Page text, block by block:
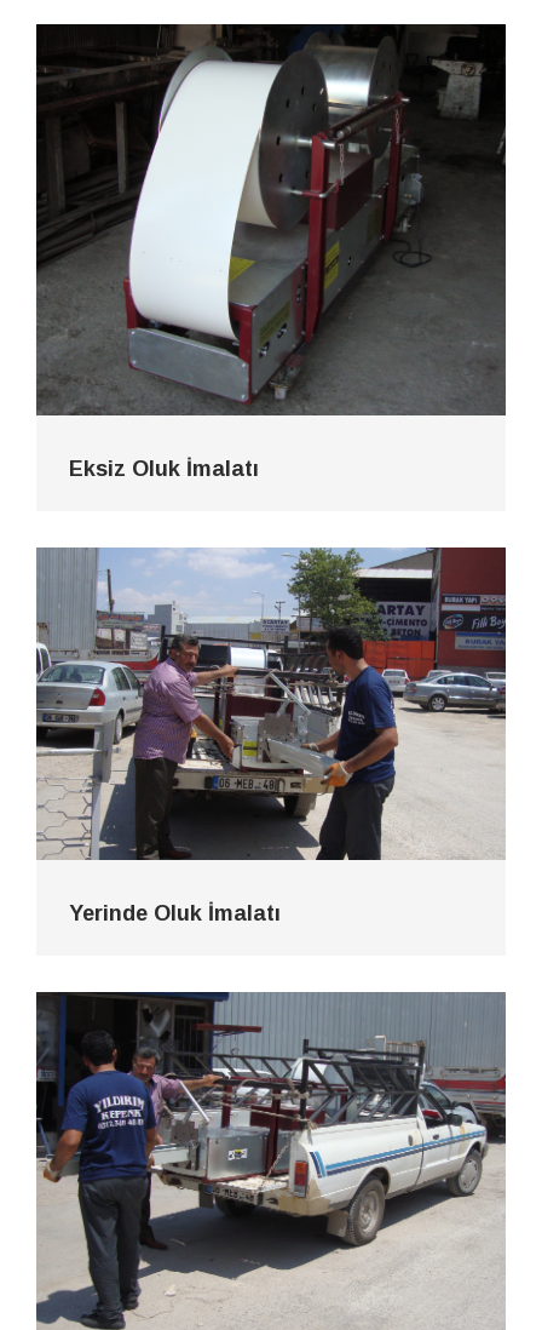
Eksiz Oluk İmalatı
Yerinde Oluk İmalatı